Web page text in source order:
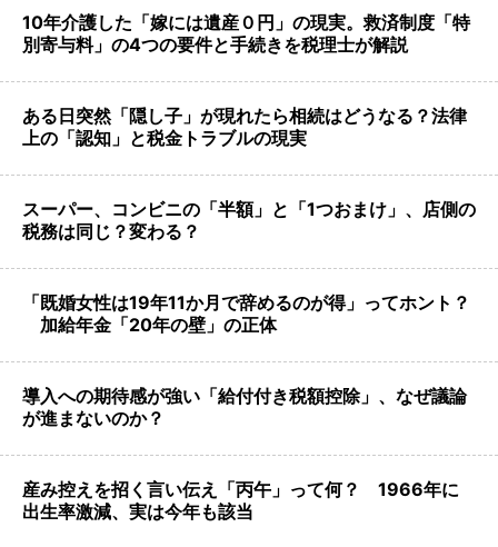
10年介護した「嫁には遺産０円」の現実。救済制度「特
別寄与料」の4つの要件と手続きを税理士が解説
ある日突然「隠し子」が現れたら相続はどうなる？法律
上の「認知」と税金トラブルの現実
スーパー、コンビニの「半額」と「1つおまけ」、店側の
税務は同じ？変わる？
「既婚女性は19年11か月で辞めるのが得」ってホント？
加給年金「20年の壁」の正体
導入への期待感が強い「給付付き税額控除」、なぜ議論
が進まないのか？
産み控えを招く言い伝え「丙午」って何？ 1966年に
出生率激減、実は今年も該当